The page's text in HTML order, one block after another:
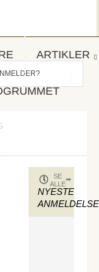
ARTIKLER
NYESTE
SE
ALLE